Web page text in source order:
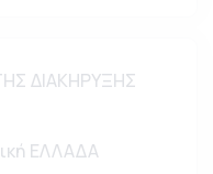
ΔΙΑΚΗΡΥΞΗΣ
ΕΛΛΑΔΑ